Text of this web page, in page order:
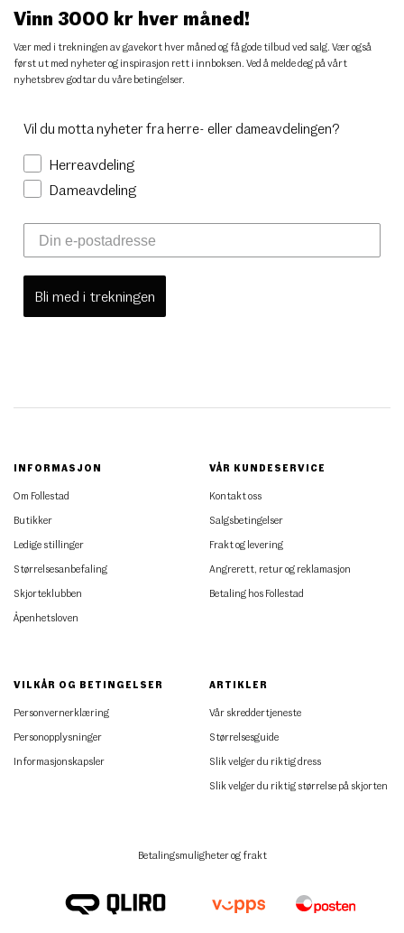
Vinn 3000 kr hver måned!
Vær med i trekningen av gavekort hver måned og få gode tilbud ved salg. Vær også
først ut med nyheter og inspirasjon rett i innboksen. Ved å melde deg på vårt
nyhetsbrev godtar du våre betingelser.
Vil du motta nyheter fra herre- eller dameavdelingen?
Herreavdeling
Dameavdeling
Bli med i trekningen
INFORMASJON
Om Follestad
Butikker
Ledige stillinger
Størrelsesanbefaling
Skjorteklubben
Åpenhetsloven
VÅR KUNDESERVICE
Kontakt oss
Salgsbetingelser
Frakt og levering
Angrerett, retur og reklamasjon
Betaling hos Follestad
VILKÅR OG BETINGELSER
Personvernerklæring
Personopplysninger
Informasjonskapsler
ARTIKLER
Vår skreddertjeneste
Størrelsesguide
Slik velger du riktig dress
Slik velger du riktig størrelse på skjorten
Betalingsmuligheter og frakt